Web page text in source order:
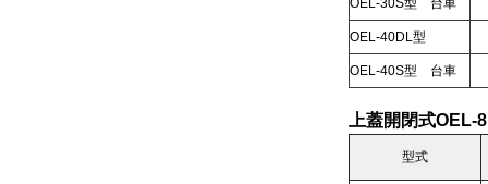
OEL-30S型 台車
OEL-40DL型
OEL-40S型 台車
上蓋開閉式
型式